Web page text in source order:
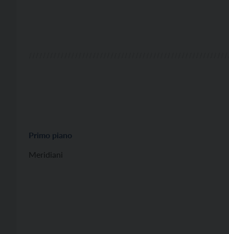
Primo piano
Meridiani